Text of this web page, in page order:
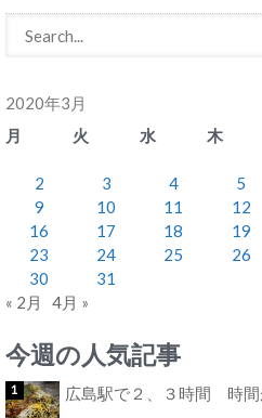
2020年3月
月
火 水 木
2
3 4 5
9
10 11 12
16
17 18 19
23
24 25 26
30
31
« 2月
4月 »
今週の人気記事
広島駅で２、３時間 時間